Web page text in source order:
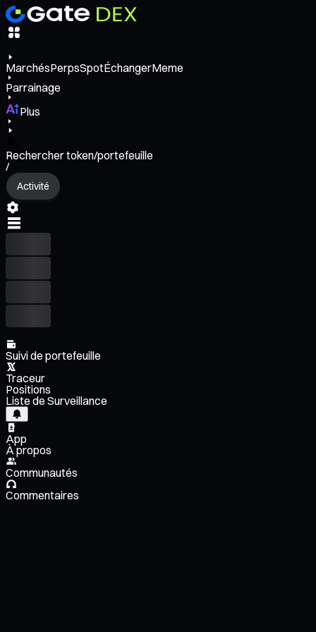
MarchésPerpsSpotÉchangerMeme
Parrainage
Plus
Rechercher token/portefeuille
/
Activité
Suivi de portefeuille
Traceur
Positions
Liste de Surveillance
App
À propos
Communautés
Commentaires